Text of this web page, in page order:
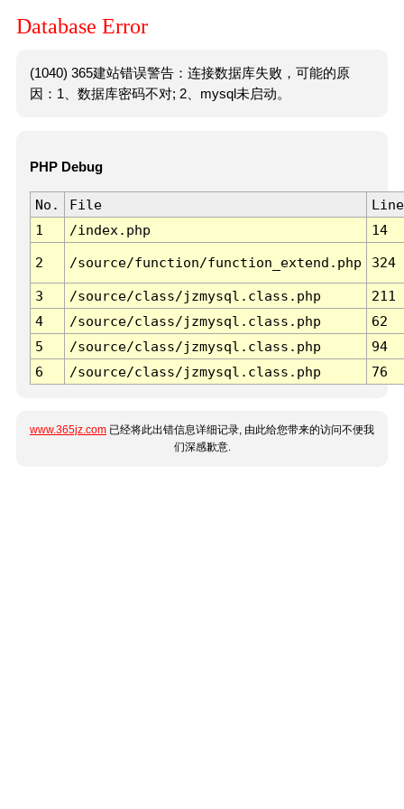
Database Error
(1040) 365建站错误警告：连接数据库失败，可能的原
因：1、数据库密码不对; 2、mysql未启动。
PHP Debug
No. File
Line
1
/index.php 14
2 /source/function/function_extend.php 324
3 /source/class/jzmysql.class.php
211
4
/source/class/jzmysql.class.php
62
5
/source/class/jzmysql.class.php
94
6
/source/class/jzmysql.class.php 76
www.365jz.com 已经将此出错信息详细记录, 由此给您带来的访问不便我
们深感歉意.